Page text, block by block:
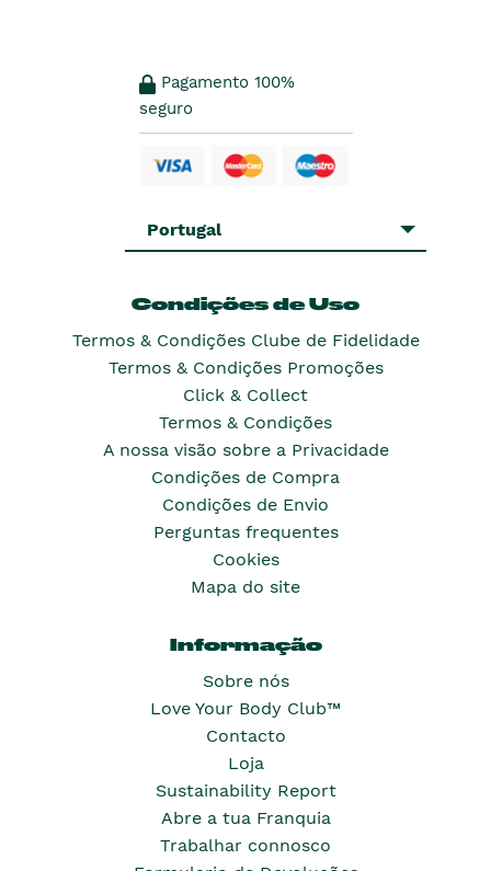
Pagamento 100%
seguro
Portugal
Condições de Uso
Termos & Condições Clube de Fidelidade
Termos & Condições Promoções
Click & Collect
Termos & Condições
A nossa visão sobre a Privacidade
Condições de Compra
Condições de Envio
Perguntas frequentes
Cookies
Mapa do site
Informação
Sobre nós
Love Your Body Club™
Contacto
Loja
Sustainability Report
Abre a tua Franquia
Trabalhar connosco